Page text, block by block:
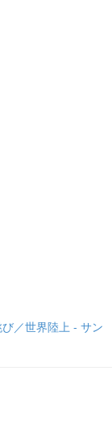
／世界陸上 - サン